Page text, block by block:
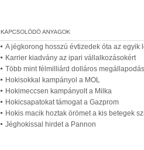
A jégkorong hosszú évtizedek óta az egyik
Karrier kiadvány az ipari vállalkozásokért
Több mint félmilliárd dolláros
Hokisokkal kampányol a MOL
Hokimeccsen kampányolt a Milka
Hokicsapatokat támogat a Gazprom
Hokis macik hoztak örömet a kis betegek
Jéghokissal hirdet a Pannon